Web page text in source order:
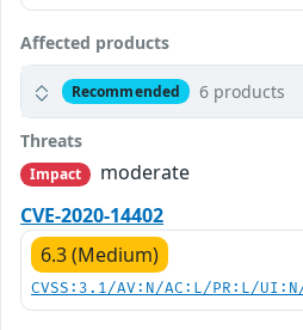
Affected products
Recommended 6 products
Threats
Impact
moderate
CVE-2020-14402
6.3 (Medium)
CVSS:3.1/AV:N/AC:L/PR:L/